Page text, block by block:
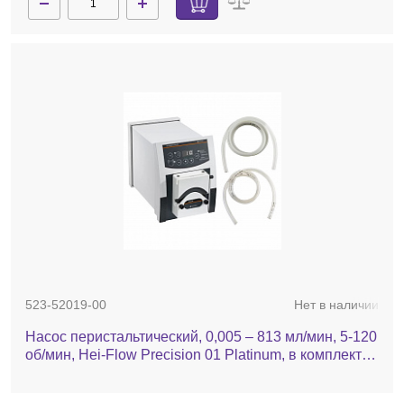
523-52019-00 Нет в наличии
Насос перистальтический, 0,005 – 813 мл/мин, 5-120
об/мин, Hei-Flow Precision 01 Platinum, в комплекте